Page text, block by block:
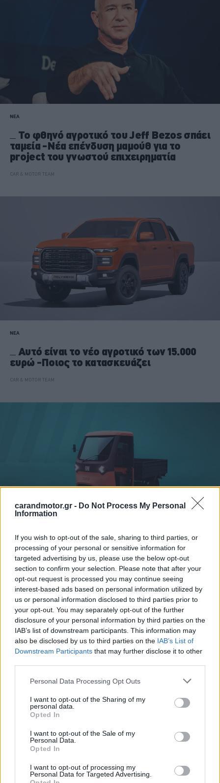
carandmotor.gr - Do Not Process My Personal
Information
If you wish to opt-out of the sale, sharing to third parties, or
processing of your personal or sensitive information for
targeted advertising by us, please use the below opt-out
section to confirm your selection. Please note that after your
opt-out request is processed you may continue seeing
interest-based ads based on personal information utilized by
us or personal information disclosed to third parties prior to
your opt-out. You may separately opt-out of the further
disclosure of your personal information by third parties on the
IAB’s list of downstream participants. This information may
also be disclosed by us to third parties on the IAB’s List of
Downstream Participants that may further disclose it to other
Please note that this website/app uses one or more Google
not limited to your visit or usage behaviour. You may click to
grant or deny consent to Google and its third-party tags to
use your data for below specified purposes in below Google
consent section.
Personal Data Processing Opt Outs
I want to opt-out of the Sharing of my
personal data.
Opted In
I want to opt-out of the Sale of my
Personal Data.
Opted In
I want to opt-out of processing my
Personal Data for Targeted Advertising.
ΝΕΑ
Το φθηνό αγροτικό του Jeff Bezos σπάει
ταμεία -Νέα επένδυση μαμούθ για το
project του γνωστού επιχειρηματία
CAR & MOTOR TEAM
ΝΕΑ
Αυτό είναι το νέο αγροτικό των 15.000
ευρώ -Ποιος το κατασκευάζει
CAR & MOTOR TEAM
ΝΕΑ
Fiat: Το πρώτο ηλεκτρικό τρίκυκλο στην
ιστορία της ιταλικής εταιρείας
Αμερικανική αυτοκινητοβιομηχανία σε
οικονομικό αδιέξοδο -Αυτά είναι τα